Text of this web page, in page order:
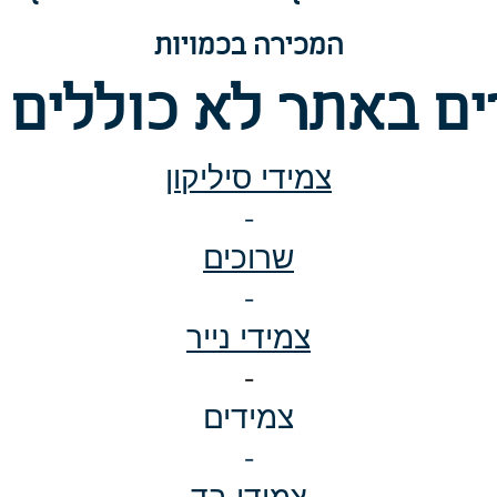
המכירה בכמויות
באתר לא
צמידי סיליקון
-
שרוכים
-
צמידי נייר
-
צמידים
-